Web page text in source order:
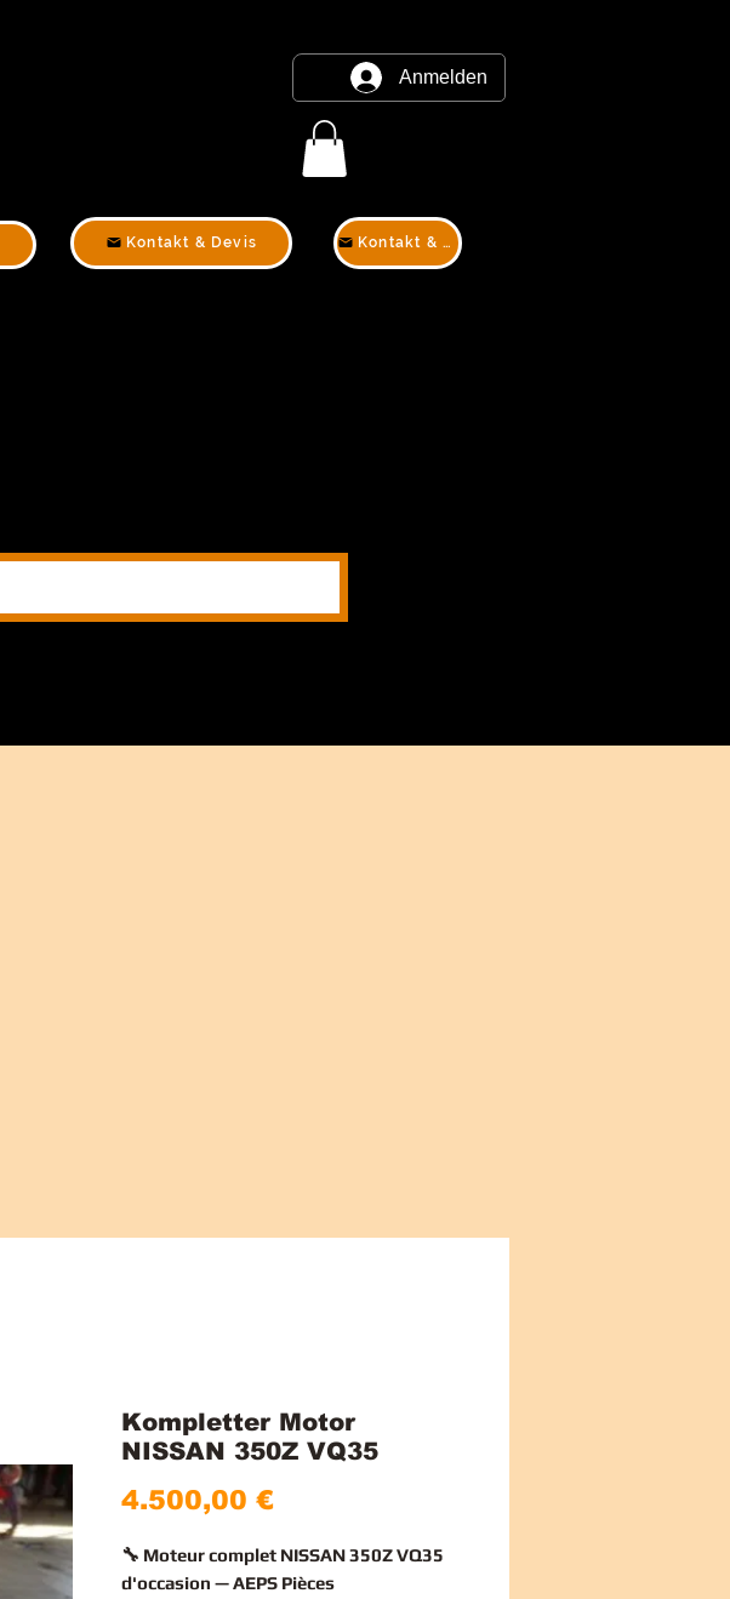
Anmelden
Kontakt & Devis Kontakt & Devis
Kompletter Motor
NISSAN 350Z VQ35
4.500,00 €Preis
🔧 Moteur complet NISSAN 350Z VQ35
d'occasion — AEPS Pièces